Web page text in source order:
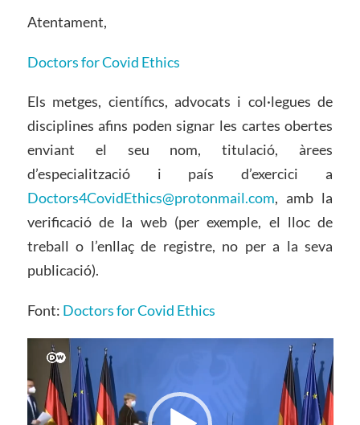
Atentament,
Doctors for Covid Ethics
Els metges, científics, advocats i col·legues de
disciplines afins poden signar les cartes obertes
enviant el seu nom, titulació, àrees
d’especialització i país d’exercici a
Doctors4CovidEthics@protonmail.com, amb la
verificació de la web (per exemple, el lloc de
treball o l’enllaç de registre, no per a la seva
publicació).
Font: Doctors for Covid Ethics
Reproductor
vídeo